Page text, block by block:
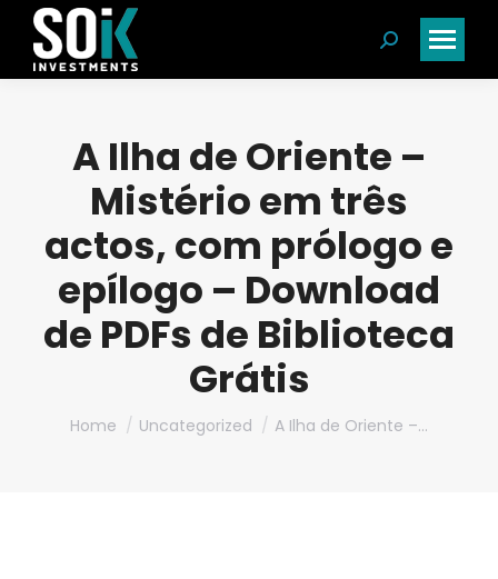
Search:
A Ilha de Oriente –
Mistério em três
actos, com prólogo e
epílogo – Download
de PDFs de Biblioteca
Grátis
You are here:
Home Uncategorized A Ilha de Oriente –…